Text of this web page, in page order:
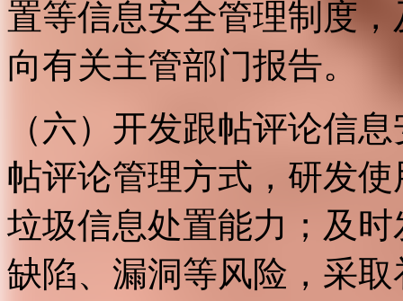
置等信息安全管理制度
向有关主管部门报告。
（六）开发跟帖评论信
帖评论管理方式，研发
垃圾信息处置能力；及
缺陷、漏洞等风险，采